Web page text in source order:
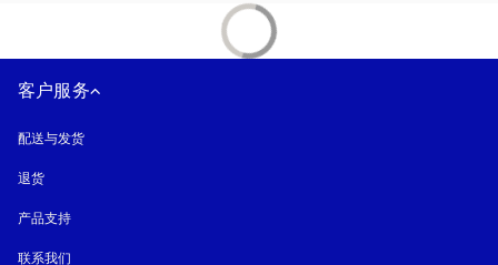
客户服务
配送与发货
退货
产品支持
联系我们